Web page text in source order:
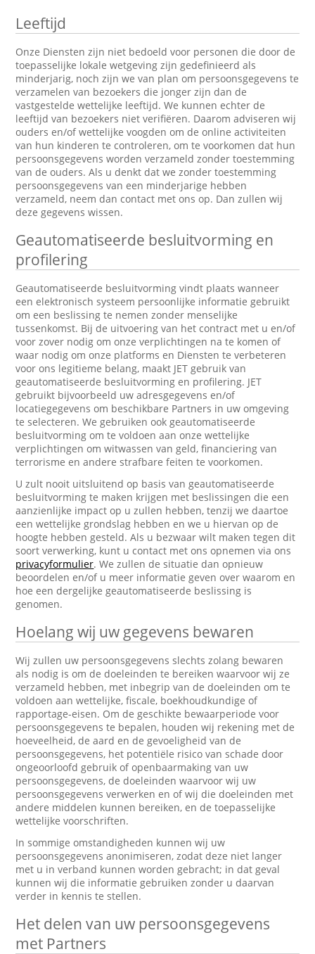
Leeftijd
Onze Diensten zijn niet bedoeld voor personen die door de
toepasselijke lokale wetgeving zijn gedefinieerd als
minderjarig, noch zijn we van plan om persoonsgegevens te
verzamelen van bezoekers die jonger zijn dan de
vastgestelde wettelijke leeftijd. We kunnen echter de
leeftijd van bezoekers niet verifiëren. Daarom adviseren wij
ouders en/of wettelijke voogden om de online activiteiten
van hun kinderen te controleren, om te voorkomen dat hun
persoonsgegevens worden verzameld zonder toestemming
van de ouders. Als u denkt dat we zonder toestemming
persoonsgegevens van een minderjarige hebben
verzameld, neem dan contact met ons op. Dan zullen wij
deze gegevens wissen.
Geautomatiseerde besluitvorming en
profilering
Geautomatiseerde besluitvorming vindt plaats wanneer
een elektronisch systeem persoonlijke informatie gebruikt
om een beslissing te nemen zonder menselijke
tussenkomst. Bij de uitvoering van het contract met u en/of
voor zover nodig om onze verplichtingen na te komen of
waar nodig om onze platforms en Diensten te verbeteren
voor ons legitieme belang, maakt JET gebruik van
geautomatiseerde besluitvorming en profilering. JET
gebruikt bijvoorbeeld uw adresgegevens en/of
locatiegegevens om beschikbare Partners in uw omgeving
te selecteren. We gebruiken ook geautomatiseerde
besluitvorming om te voldoen aan onze wettelijke
verplichtingen om witwassen van geld, financiering van
terrorisme en andere strafbare feiten te voorkomen.
U zult nooit uitsluitend op basis van geautomatiseerde
besluitvorming te maken krijgen met beslissingen die een
aanzienlijke impact op u zullen hebben, tenzij we daartoe
een wettelijke grondslag hebben en we u hiervan op de
hoogte hebben gesteld. Als u bezwaar wilt maken tegen dit
soort verwerking, kunt u contact met ons opnemen via ons
privacyformulier. We zullen de situatie dan opnieuw
beoordelen en/of u meer informatie geven over waarom en
hoe een dergelijke geautomatiseerde beslissing is
genomen.
Hoelang wij uw gegevens bewaren
Wij zullen uw persoonsgegevens slechts zolang bewaren
als nodig is om de doeleinden te bereiken waarvoor wij ze
verzameld hebben, met inbegrip van de doeleinden om te
voldoen aan wettelijke, fiscale, boekhoudkundige of
rapportage-eisen. Om de geschikte bewaarperiode voor
persoonsgegevens te bepalen, houden wij rekening met de
hoeveelheid, de aard en de gevoeligheid van de
persoonsgegevens, het potentiële risico van schade door
ongeoorloofd gebruik of openbaarmaking van uw
persoonsgegevens, de doeleinden waarvoor wij uw
persoonsgegevens verwerken en of wij die doeleinden met
andere middelen kunnen bereiken, en de toepasselijke
wettelijke voorschriften.
In sommige omstandigheden kunnen wij uw
persoonsgegevens anonimiseren, zodat deze niet langer
met u in verband kunnen worden gebracht; in dat geval
kunnen wij die informatie gebruiken zonder u daarvan
verder in kennis te stellen.
Het delen van uw persoonsgegevens
met Partners